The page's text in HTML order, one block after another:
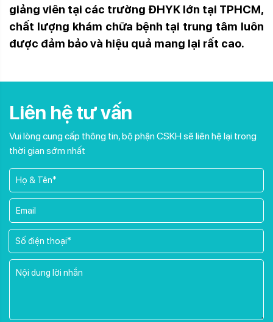
giảng viên tại các trường ĐHYK lớn tại TPHCM,
chất lượng khám chữa bệnh tại trung tâm luôn
được đảm bảo và hiệu quả mang lại rất cao.
Liên hệ tư vấn
Vui lòng cung cấp thông tin, bộ phận CSKH sẽ liên hệ lại trong
thời gian sớm nhất